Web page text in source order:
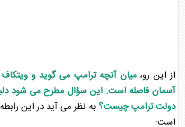
از این رو،میان آنچه ترامپ می گوید و
آسمان فاصله است. این سؤال مطرح می شود
دولت ترامپ چیست؟ به نظر می آید در این
است: